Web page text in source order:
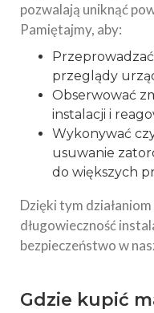
pozwalają uniknąć
Pamiętajmy, aby:
przeglądy
Obserwować
instalacji i
Wykonywać
usuwanie
do większych
Dzięki tym
długowieczność
bezpieczeństwo w
Gdzie kupić